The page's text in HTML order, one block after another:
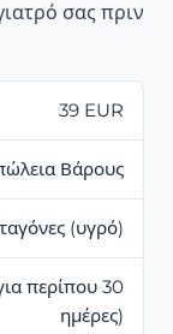
σας πριν
39 EUR
Βάρους
(υγρό)
περίπου 30
ημέρες)